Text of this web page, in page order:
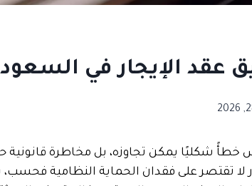
عقد الإيجار في
خطأً شكليًا يمكن تجاوزه، بل مخاطرة
لا تقتصر على فقدان الحماية النظامية